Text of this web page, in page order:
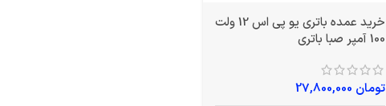
خرید عمده باتری یو پی اس 12 ولت
100 آمپر صبا باتری
تومان